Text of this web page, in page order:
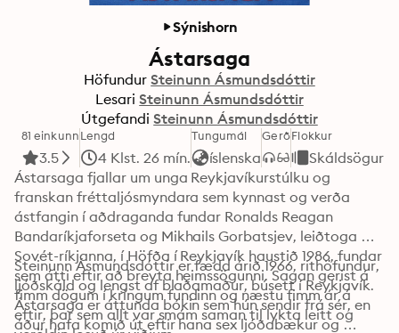
Sýnishorn
Ástarsaga
Höfundur Steinunn Ásmundsdóttir
Lesari Steinunn Ásmundsdóttir
Útgefandi Steinunn Ásmundsdóttir
81 einkunn
3.5
Lengd
4 Klst. 26 mín.
Tungumál
íslenska
GerðFlokkur
Skáldsögur
Ástarsaga fjallar um unga Reykjavíkurstúlku og
franskan fréttaljósmyndara sem kynnast og verða
ástfangin í aðdraganda fundar Ronalds Reagan
Bandaríkjaforseta og Mikhails Gorbatsjev, leiðtoga
Sovét-ríkjanna, í Höfða í Reykjavík haustið 1986, fundar
sem átti eftir að breyta heimssögunni. Sagan gerist á
fimm dögum í kringum fundinn og næstu fimm ár á
eftir, þar sem allt var smám saman til lykta leitt og
Steinunn Ásmundsdóttir er fædd árið 1966, rithöfundur,
ljóðskáld og lengst af blaðamaður, búsett í Reykjavík.
Ástarsaga er áttunda bókin sem hún sendir frá sér, en
áður hafa komið út eftir hana sex ljóðabækur og